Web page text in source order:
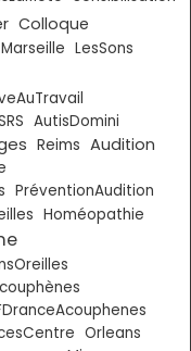
Colloque
Marseille LesSons
AutisDomini
Reims Audition
PréventionAudition
Homéopathie
Orleans